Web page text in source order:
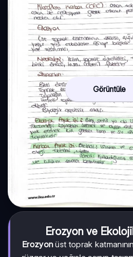
Görüntüle
Erozyon ve
Erozyon üst toprak